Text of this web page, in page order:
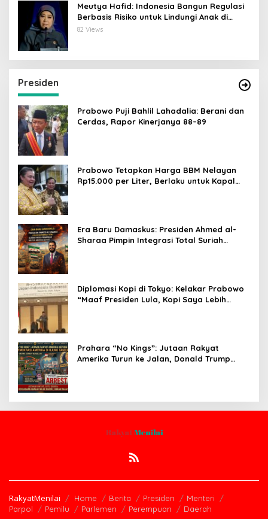
Meutya Hafid: Indonesia Bangun Regulasi
Berbasis Risiko untuk Lindungi Anak di
Dunia Digital
82 Views
Presiden
Prabowo Puji Bahlil Lahadalia: Berani dan
Cerdas, Rapor Kinerjanya 88–89
Prabowo Tetapkan Harga BBM Nelayan
Rp15.000 per Liter, Berlaku untuk Kapal
Era Baru Damaskus: Presiden Ahmed al-
Sharaa Pimpin Integrasi Total Suriah
Diplomasi Kopi di Tokyo: Kelakar Prabowo
“Maaf Presiden Lula, Kopi Saya Lebih
Prahara “No Kings”: Jutaan Rakyat
Amerika Turun ke Jalan, Donald Trump
RakyatMenilai Home Berita Presiden
Menteri
Parpol
Pemilu Parlemen Perempuan Daerah